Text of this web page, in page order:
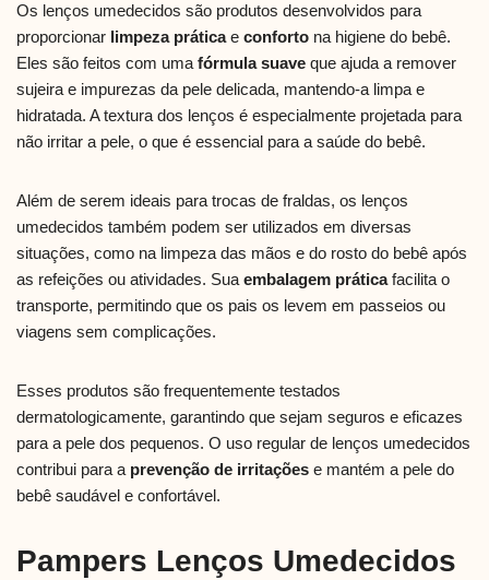
Os lenços umedecidos são produtos desenvolvidos para
proporcionar limpeza práticae conforto na higiene do bebê.
Eles são feitos com uma fórmula suave que ajuda a remover
sujeira e impurezas da pele delicada, mantendo-a limpa e
hidratada. A textura dos lenços é especialmente projetada para
não irritar a pele, o que é essencial para a saúde do bebê.
Além de serem ideais para trocas de fraldas, os lenços
umedecidos também podem ser utilizados em diversas
situações, como na limpeza das mãos e do rosto do bebê após
as refeições ou atividades. Sua embalagem práticafacilita o
transporte, permitindo que os pais os levem em passeios ou
viagens sem complicações.
Esses produtos são frequentemente testados
dermatologicamente, garantindo que sejam seguros e eficazes
para a pele dos pequenos. O uso regular de lenços umedecidos
contribui para a prevenção de irritações e mantém a pele do
bebê saudável e confortável.
Pampers Lenços Umedecidos